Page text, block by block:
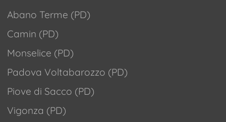
Abano Terme (PD)
Camin (PD)
Monselice (PD)
Padova Voltabarozzo (PD)
Piove di Sacco (PD)
Vigonza (PD)